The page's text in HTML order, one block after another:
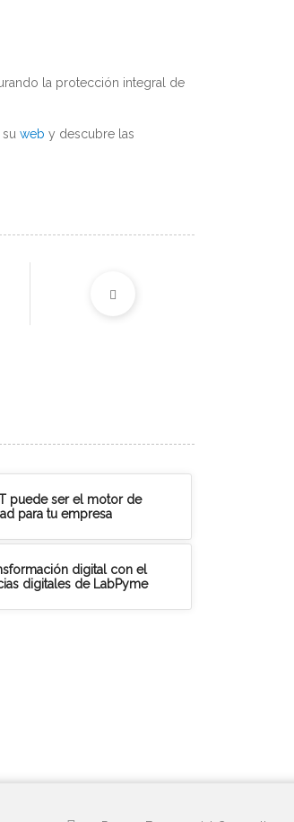
la protección integral de
su web y descubre las
puede ser el motor de
para tu empresa
digital con el
digitales de LabPyme